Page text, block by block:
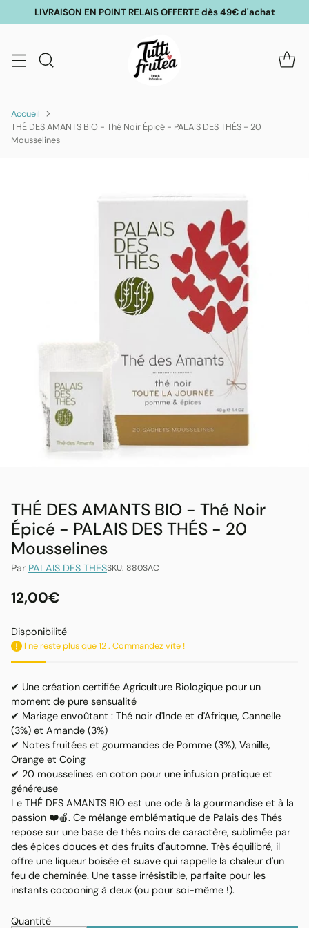
LIVRAISON EN POINT RELAIS OFFERTE dès 49€ d'achat
Accueil
THÉ DES AMANTS BIO - Thé Noir Épicé - PALAIS DES THÉS - 20
Mousselines
THÉ DES AMANTS BIO - Thé Noir
Épicé - PALAIS DES THÉS - 20
Mousselines
Par PALAIS DES THESSKU: 880SAC
Prix
habituel
12,00€
Disponibilité
Il ne reste plus que 12 . Commandez vite !
✔ Une création certifiée Agriculture Biologique pour un
moment de pure sensualité
✔ Mariage envoûtant : Thé noir d'Inde et d'Afrique, Cannelle
(3%) et Amande (3%)
✔ Notes fruitées et gourmandes de Pomme (3%), Vanille,
Orange et Coing
✔ 20 mousselines en coton pour une infusion pratique et
généreuse
Le THÉ DES AMANTS BIO est une ode à la gourmandise et à la
passion ❤️🍎. Ce mélange emblématique de Palais des Thés
repose sur une base de thés noirs de caractère, sublimée par
des épices douces et des fruits d'automne. Très équilibré, il
offre une liqueur boisée et suave qui rappelle la chaleur d'un
feu de cheminée. Une tasse irrésistible, parfaite pour les
instants cocooning à deux (ou pour soi-même !).
Quantité